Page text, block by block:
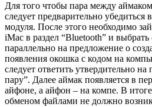
Для того чтобы пара между
следует предварительно убедиться
модуля. После этого необходимо
iMac в раздел “Bluetooth” и
параллельно на предложение о
появления окошка с кодом на
следует ответить утвердительно на
пару”. Далее аймак появляется в
айфоне, а айфон – на компе. В
обменом файлами не должно